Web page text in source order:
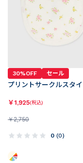
30%OFF セール
プリントサークルスタイ
￥1,925(税込)
￥2,750
0 (0)